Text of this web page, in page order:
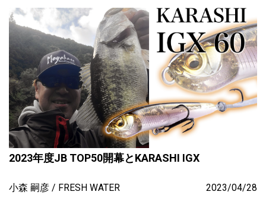
2023年度JB TOP50開幕とKARASHI IGX
小森 嗣彦 FRESH WATER 2023/04/28